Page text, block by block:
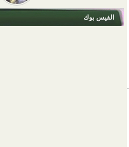
الفيس بوك